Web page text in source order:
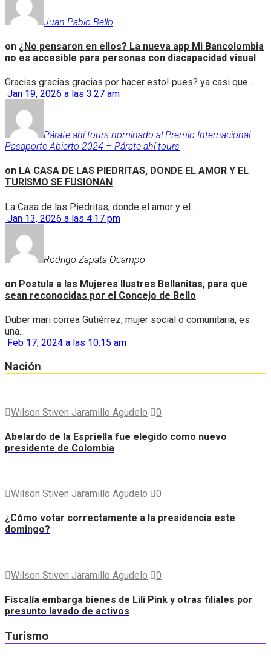
Juan Pablo Bello
on ¿No pensaron en ellos? La nueva app Mi Bancolombia
no es accesible para personas con discapacidad visual
Gracias gracias gracias por hacer esto! pues? ya casi que...
Jan 19, 2026 a las 3:27 am
Párate ahí tours nominado al Premio Internacional
Pasaporte Abierto 2024 – Párate ahí tours
on LA CASA DE LAS PIEDRITAS, DONDE EL AMOR Y EL
TURISMO SE FUSIONAN
La Casa de las Piedritas, donde el amor y el...
Jan 13, 2026 a las 4:17 pm
Rodrigo Zapata Ocampo
on Postula a las Mujeres Ilustres Bellanitas, para que
sean reconocidas por el Concejo de Bello
Duber mari correa Gutiérrez, mujer social o comunitaria, es
una...
Feb 17, 2024 a las 10:15 am
Nación
Wilson Stiven Jaramillo Agudelo 0
Abelardo de la Espriella fue elegido como nuevo
presidente de Colombia
Wilson Stiven Jaramillo Agudelo 0
¿Cómo votar correctamente a la presidencia este
domingo?
Wilson Stiven Jaramillo Agudelo 0
Fiscalía embarga bienes de Lili Pink y otras filiales por
presunto lavado de activos
Turismo